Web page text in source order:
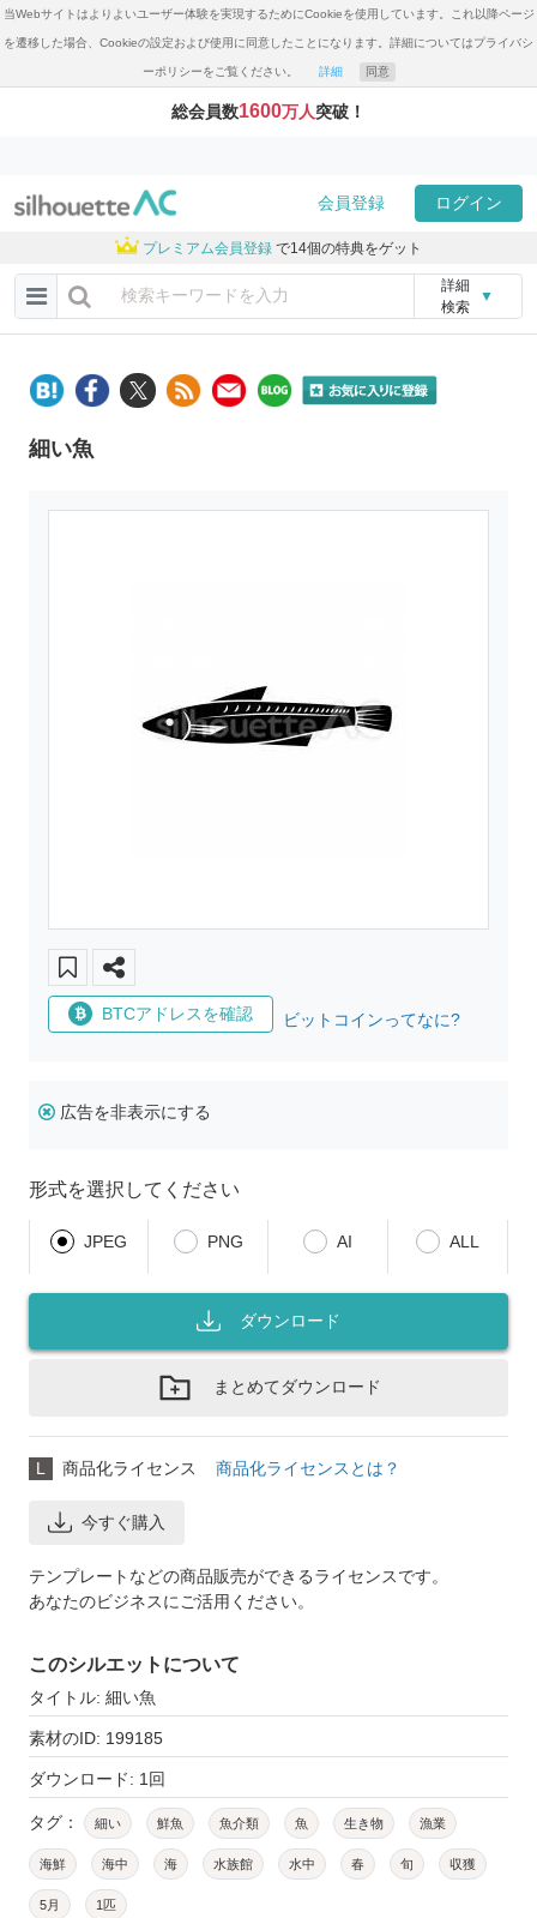
当Webサイトはよりよいユーザー体験を実現するためにCookieを使用しています。これ以降ページ
を遷移した場合、Cookieの設定および使用に同意したことになります。詳細についてはプライバシ
ーポリシーをご覧ください。 詳細 同意
総会員数1600万人突破！
会員登録 ログイン
プレミアム会員登録 で14個の特典をゲット
詳細
検索
▼
細い魚
BTCアドレスを確認 ビットコインってなに?
広告を非表示にする
形式を選択してください
JPEG PNG AI ALL
ダウンロード
まとめてダウンロード
L 商品化ライセンス 商品化ライセンスとは？
今すぐ購入
テンプレートなどの商品販売ができるライセンスです。
あなたのビジネスにご活用ください。
このシルエットについて
タイトル: 細い魚
素材のID: 199185
ダウンロード: 1回
タグ： 細い 鮮魚 魚介類 魚 生き物 漁業
海鮮 海中 海 水族館 水中 春 旬 収獲
5月 1匹